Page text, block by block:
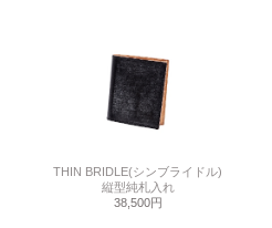
THIN BRIDLE(シンブライドル)
縦型純札入れ
38,500円